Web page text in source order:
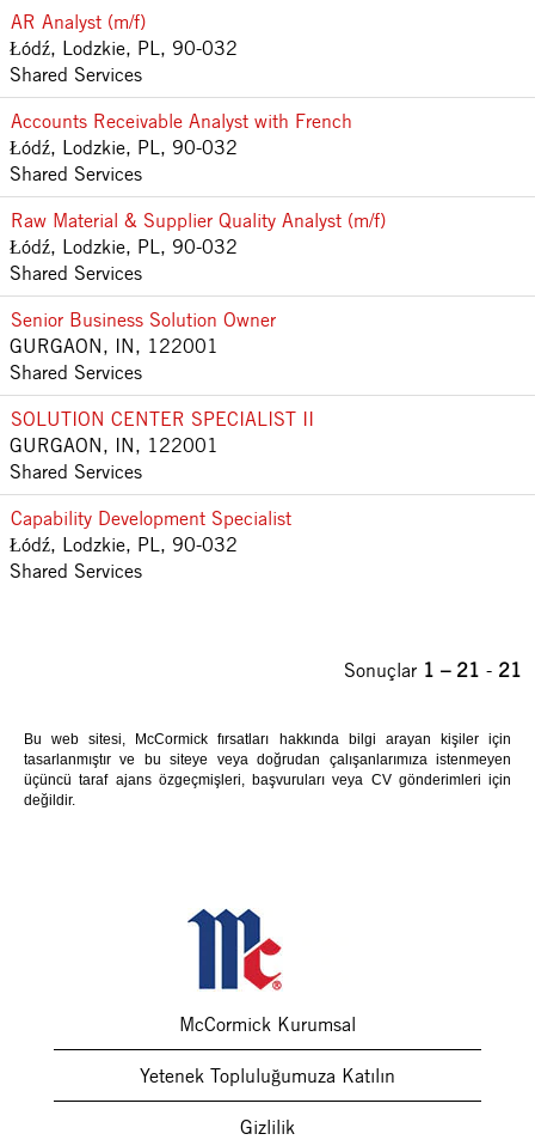
AR Analyst (m/f)
Łódź, Lodzkie, PL, 90-032
Shared Services
Accounts Receivable Analyst with French
Łódź, Lodzkie, PL, 90-032
Shared Services
Raw Material & Supplier Quality Analyst (m/f)
Łódź, Lodzkie, PL, 90-032
Shared Services
Senior Business Solution Owner
GURGAON, IN, 122001
Shared Services
SOLUTION CENTER SPECIALIST II
GURGAON, IN, 122001
Shared Services
Capability Development Specialist
Łódź, Lodzkie, PL, 90-032
Shared Services
Sonuçlar 1 – 21 - 21
Bu web sitesi, McCormick fırsatları hakkında bilgi arayan kişiler için
tasarlanmıştır ve bu siteye veya doğrudan çalışanlarımıza istenmeyen
üçüncü taraf ajans özgeçmişleri, başvuruları veya CV gönderimleri için
değildir.
McCormick Kurumsal
Yetenek Topluluğumuza Katılın
Gizlilik